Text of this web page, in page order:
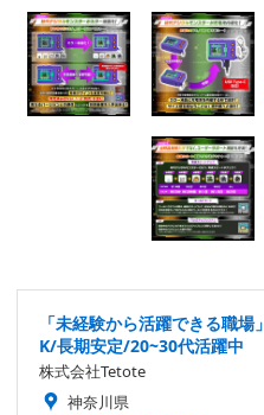
「未経験から活躍できる職
K/長期安定/20~30代活躍中
株式会社Tetote
神奈川県